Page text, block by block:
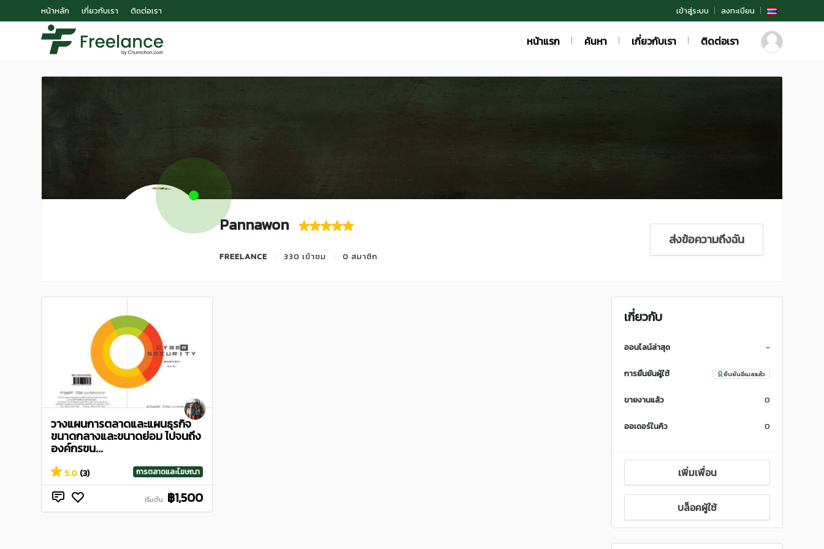
หน้าหลัก เกี่ยวกับเรา ติดต่อเรา เข้าสู่ระบบ ลงทะเบียน
หน้าแรก ค้นหา เกี่ยวกับเรา ติดต่อเรา
Pannawon
FREELANCE 330 เข้าชม 0 สมาชิก
ส่งข้อความถึงฉัน
วางแผนการตลาดและแผนธุรกิจ
ขนาดกลางและขนาดย่อม ไปจนถึง
องค์กรขน...
5.0 (3) การตลาดและโฆษณา
เริ่มต้น ฿1,500
เกี่ยวกับ
ออนไลน์ล่าสุด -
การยืนยันผู้ใช้ ยืนยันอีเมลแล้ว
ขายงานแล้ว 0
ออเดอร์ในคิว 0
เพิ่มเพื่อน
บล็อคผู้ใช้